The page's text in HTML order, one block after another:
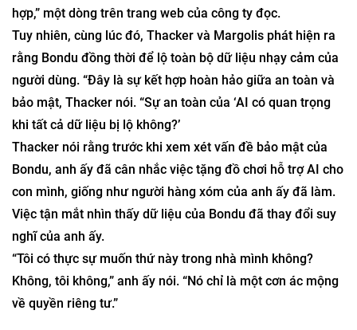
hợp,” một dòng trên trang web của công ty đọc.
Tuy nhiên, cùng lúc đó, Thacker và Margolis phát hiện ra
rằng Bondu đồng thời để lộ toàn bộ dữ liệu nhạy cảm của
người dùng. “Đây là sự kết hợp hoàn hảo giữa an toàn và
bảo mật, Thacker nói. “Sự an toàn của ‘AI có quan trọng
khi tất cả dữ liệu bị lộ không?’
Thacker nói rằng trước khi xem xét vấn đề bảo mật của
Bondu, anh ấy đã cân nhắc việc tặng đồ chơi hỗ trợ AI cho
con mình, giống như người hàng xóm của anh ấy đã làm.
Việc tận mắt nhìn thấy dữ liệu của Bondu đã thay đổi suy
nghĩ của anh ấy.
“Tôi có thực sự muốn thứ này trong nhà mình không?
Không, tôi không,” anh ấy nói. “Nó chỉ là một cơn ác mộng
về quyền riêng tư.”